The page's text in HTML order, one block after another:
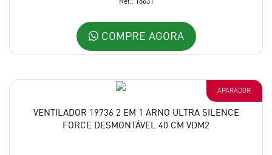
COMPRE AGORA
APARADOR
VENTILADOR 19736 2 EM 1 ARNO ULTRA SILENCE
FORCE DESMONTÁVEL 40 CM VDM2